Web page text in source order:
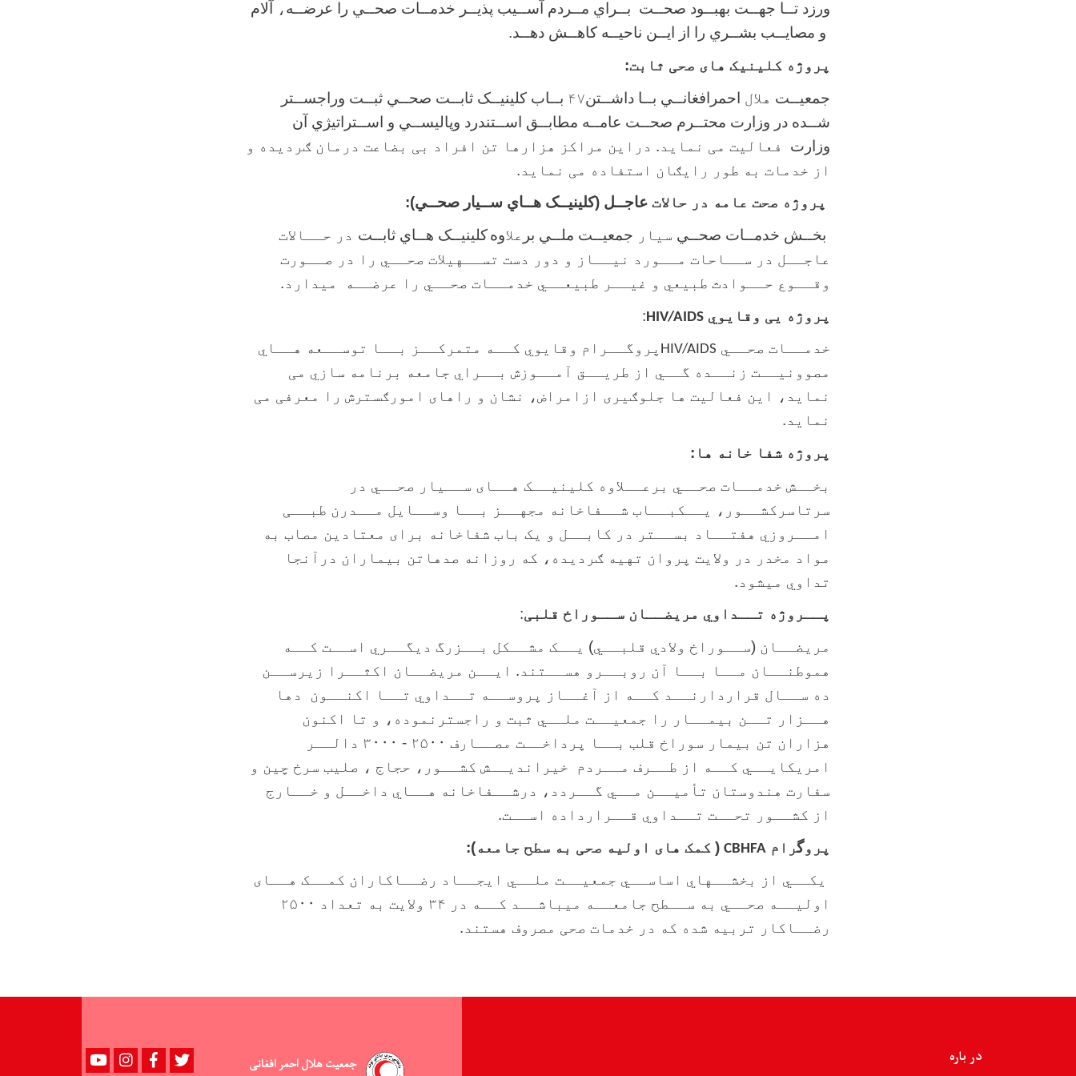
ورزد تــا جهــت بهبــود صحــت بــراي مــردم آســيب پذيــر خدمــات صحــي را عرضــه،
آلام
و مصايــب بشــري را از ايــن ناحيــه کاهــش دهــد.
پروژه کلینیک های صحی ثابت:
جمعيــت هلال احمرافغانــي بــا داشــتن۴۷ بــاب کلينيــک ثابــت صحــي ثبــت وراجســتر
شــده در وزارت محتــرم صحــت عامــه مطابــق اســتندرد وپاليســي و اســتراتيژي آن
وزارت
فعالیت می نماید. دراین مراکز هزارها تن افراد بی بضاعت درمان ګردیده و
از خدمات به طور رایګان استفاده می نماید.
پروژه صحت عامه در حالات عاجــل (کلينيــک هــاي ســيار صحــي):
بخــش خدمــات صحــي سیار جمعيــت ملــي بر علاوهکلينيــک هــاي ثابــت در حــالات
عاجــل در ســاحات مــورد نيــاز و دور دست تســهيلات صحــي را در صــورت
وقــوع حــوادث طبيعي و غيــر طبيعــي خدمــات صحــي را عرضــه ميدارد.
پروژه یی وقایوي HIV/AIDS
:
خدمــات صحــي HIV/AIDS پروگــرام وقايوي کــه متمرکــز بــا توســعه هــاي
مصوونيــت زنــده گــي از طريــق آمــوزش بــراي جامعه برنامه سازي می
نماید، این فعالیت ها جلوګیری ازامراض، نشان و راهای امورګسترش را معرفی می
نماید.
پروژه شفا خانه ها :
بخــش خدمــات صحــي برعــلاوه کلينيــک هــای ســيار صحــي در
سرتاسرکشــور، يــکبــاب شــفاخانه مجهــز بــا وســايل مــدرن طبــی
امــروزي هفتــاد بســتر در کابــل و یک باب شفاخانه برای معتادین مصاب به
مواد مخدر در ولایت پروان تهیه ګردیده، که روزانه صدهاتن بیماران درآنجا
تداوي میشود.
پــروژه تــداوي مريضــان ســوراخ قلبی:
مريضــان (ســوراخ ولادي قلبــي) يــک مشــکل بــزرگ ديگــري اســت کــه
هموطنــان مــا بــا آن روبــرو هســتند. ايــن مريضــان اکثــرا زيرســن
ده ســال قراردارنــد کــه از آغــاز پروســه تــداوي تــا اکنــون دها
هــزار تــن بيمــار را جمعيــت ملــي ثبت و راجسترنموده، و تا اکنون
هزاران تن بیمار سوراخ قلب بــا پرداخــت مصــارف ۲۵۰۰ - ۳۰۰۰ دالــر
امريکايــي کــه از طــرف مــردم خيرانديــش کشــور، حجاج ، صلیب سرخ چین و
سفارت هندوستان تأميــن مــي گــردد، درشــفاخانه هــاي داخــل و خــارج
از کشــور تحــت تــداوي قــرارداده اســت.
پروگرام CBHFA ( کمک های اولیه صحی به سطح جامعه):
يکــي از بخشــهاي اساســي جمعيــت ملــي ايجــاد رضــاکاران کمــک هــای
اوليــه صحــي به ســطح جامعــه ميباشــد کــه در ۳۴ ولایت به تعداد ۲۵۰۰
رضــاکار تربیه شده که در خدمات صحی مصروف هستند.
در باره جمعیت هلال احمر افغانی YoutubeinstagramFacebook